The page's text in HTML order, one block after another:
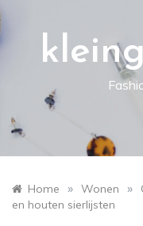
Home » Wonen »
en houten sierlijsten